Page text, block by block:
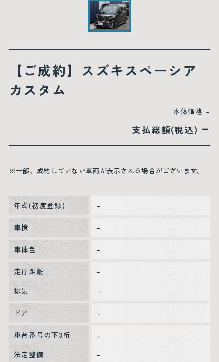
【ご成約】スズキスペーシア
カスタム
本体価格 –
支払総額(税込) –
※一部、成約していない車両が表示される場合がございます。
年式(初度登録) –
車検 –
車体色 –
走行距離
–
排気
–
ドア –
車台番号の下3桁
–
法定整備
–